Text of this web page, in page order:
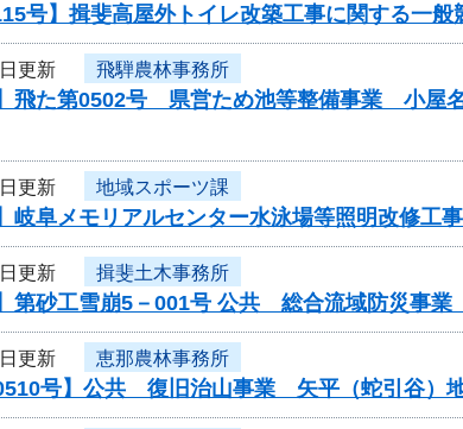
号】揖斐高屋外トイレ改築工事に関する一般
更新 飛騨農林事務所
】飛た第0502号 県営ため池等整備事業 小屋
更新 地域スポーツ課
岐阜メモリアルセンター水泳場等照明改修工
更新 揖斐土木事務所
第砂工雪崩5－001号 公共 総合流域防災事
更新 恵那農林事務所
0510号】公共 復旧治山事業 矢平（蛇引谷）